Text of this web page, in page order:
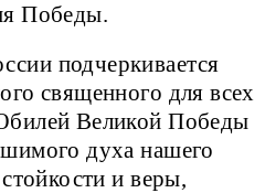
Победы.
подчеркивается
священного для всех
Великой Победы
духа нашего
и веры,